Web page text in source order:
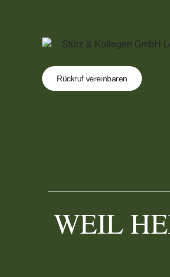
Rückruf vereinbaren
WEIL